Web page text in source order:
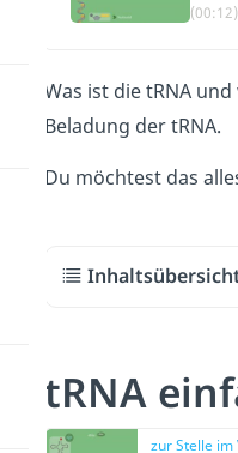
(00:12)
Was ist die tRNA
Beladung der tRNA.
Du möchtest das
tRNA
zur Stelle im